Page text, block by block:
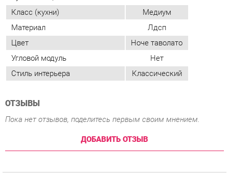
Стиль интерьера
Классический
ОТЗЫВЫ
Пока нет отзывов, поделитесь первым своим мнением.
ДОБАВИТЬ ОТЗЫВ
ПОХОЖИЕ ТОВАРЫ